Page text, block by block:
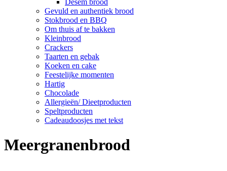
Gevuld en authentiek brood
Stokbrood en BBQ
Om thuis af te bakken
Kleinbrood
Crackers
Taarten en gebak
Koeken en cake
Feestelijke momenten
Hartig
Chocolade
Allergieën/ Dieetproducten
Speltproducten
Cadeaudoosjes met tekst
Meergranenbrood